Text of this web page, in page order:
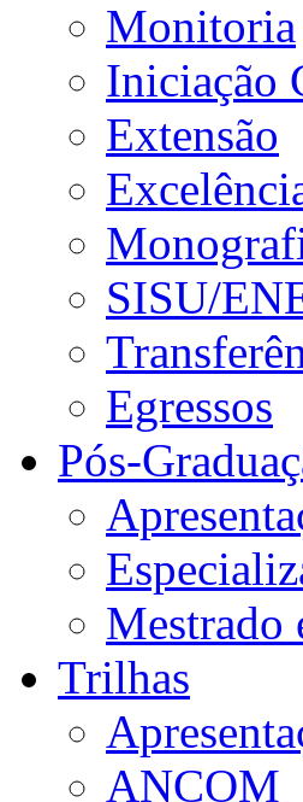
Monitoria
Iniciação
Extensão
SISU/
Egressos
Pós-
Mestrado
Trilhas
ANCOM